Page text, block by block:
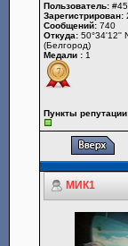
Пользователь:
Зарегистрирован:
Сообщений: 740
Откуда: 50°34'12''
(Белгород)
Медали : 1
Пункты
МИК1